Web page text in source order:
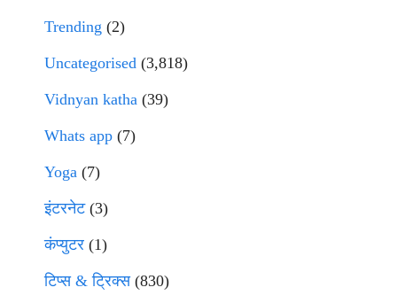
Trending (2)
Uncategorised (3,818)
Vidnyan katha (39)
Whats app (7)
Yoga (7)
इंटरनेट(3)
कंप्युटर (1)
टिप्स & ट्रिक्स(830)